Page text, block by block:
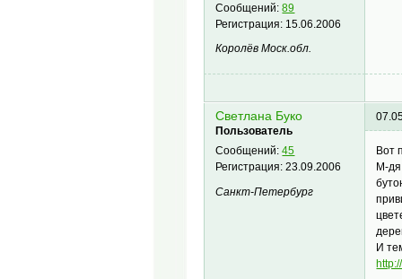
Сообщений:89
Регистрация: 15.06.2006
Королёв Моск.обл.
Светлана Буко
Пользователь
Сообщений:45
Регистрация:23.09.2006
Санкт-Петербург
Вот
М-
И